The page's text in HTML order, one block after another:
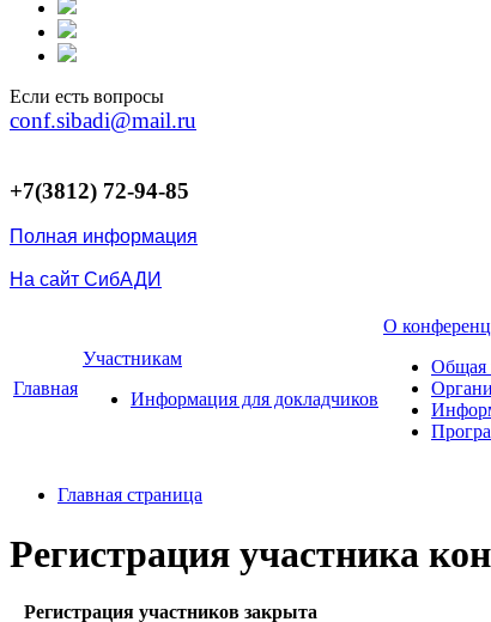
Если есть вопросы
conf.sibadi@mail.ru
+7(3812) 72-94-85
Полная информация
На сайт СибАДИ
Главная
Участникам
Информация для докладчиков
О
Общая
Главная страница
Регистрация участника
Регистрация участников закрыта